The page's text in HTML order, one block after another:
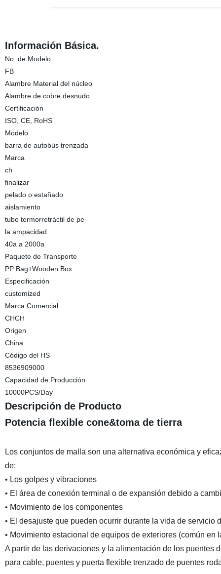
Información Básica.
No. de Modelo.
FB
Alambre Material del núcleo
Alambre de cobre desnudo
Certificación
ISO, CE, RoHS
Modelo
barra de autobús trenzada
Marca
ch
finalizar
pelado o estañado
aislamiento
tubo termorretráctil de pe
la ampacidad
40a a 2000a
Paquete de Transporte
PP Bag+Wooden Box
Especificación
customized
Marca Comercial
CHCH
Origen
China
Código del HS
8536909000
Capacidad de Producción
10000PCS/Day
Descripción de Producto
Potencia flexible cone&toma de tierra
Los conjuntos de malla son una alternativa económica y
de:
• Los golpes y vibraciones
• El área de conexión terminal o de expansión debido a
• Movimiento de los componentes
• El desajuste que pueden ocurrir durante la vida de servicio
• Movimiento estacional de equipos de exteriores (común en
A partir de las derivaciones y la alimentación de los puentes
para cable, puentes y puerta flexible trenzado de puentes